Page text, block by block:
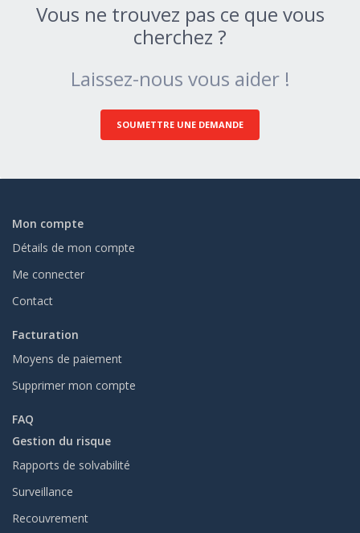
Vous ne trouvez pas ce que vous
cherchez ?
Laissez-nous vous aider !
SOUMETTRE UNE DEMANDE
Mon compte
Détails de mon compte
Me connecter
Contact
Facturation
Moyens de paiement
Supprimer mon compte
FAQ
Gestion du risque
Rapports de solvabilité
Surveillance
Recouvrement